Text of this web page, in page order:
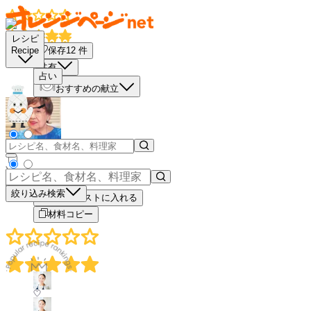
レシピ
Recipe
占い
絞り込み検索
保存12 件
共有
おすすめの献立
－
＋
買い物リストに入れる
材料コピー